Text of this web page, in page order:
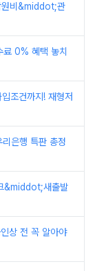
원비&middot;관
료 0% 혜택 놓치
조건까지! 재형저
은행 특판 총정
&middot;새출발
상 전 꼭 알아야